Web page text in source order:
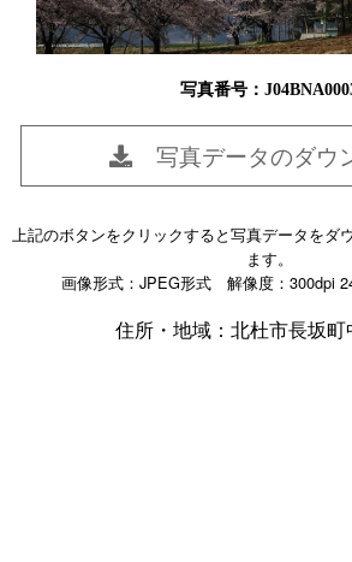
写真番号：
写真データのダウ
上記のボタンをクリックすると写真データをダ
ます。
画像形式：JPEG形式 解像度：300dpi
住所・地域：北杜市長坂町